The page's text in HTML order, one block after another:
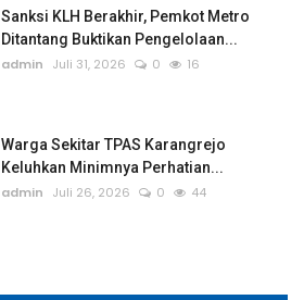
Sanksi KLH Berakhir, Pemkot Metro
Ditantang Buktikan Pengelolaan...
admin
Juli 31, 2026 0 16
Warga Sekitar TPAS Karangrejo
Keluhkan Minimnya Perhatian...
admin
Juli 26, 2026 0 44